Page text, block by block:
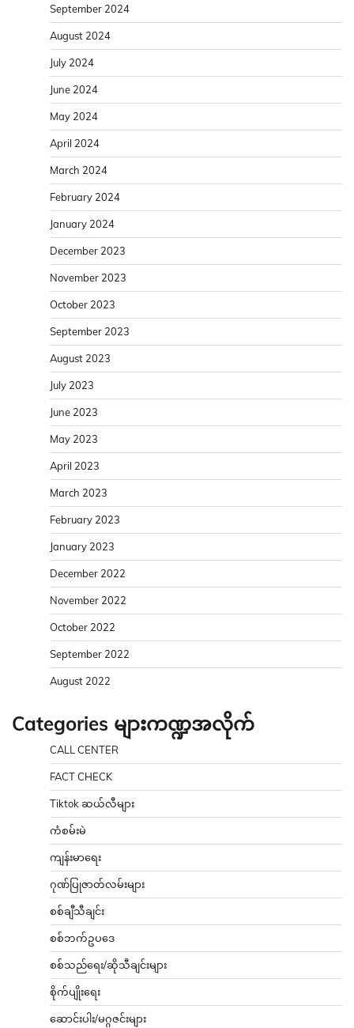
September 2024
August 2024
July 2024
June 2024
May 2024
April 2024
March 2024
February 2024
January 2024
December 2023
November 2023
October 2023
September 2023
August 2023
July 2023
June 2023
May 2023
April 2023
March 2023
February 2023
January 2023
December 2022
November 2022
October 2022
September 2022
August 2022
Categories များကဏ္ဍအလိုက်
CALL CENTER
FACT CHECK
Tiktok ဆယ်လီများ
ကံစမ်းမဲ
ကျန်းမာရေး
ဂုဏ်ပြုဇာတ်လမ်းများ
စစ်ချီသီချင်း
စစ်ဘက်ဥပဒေ
စစ်သည်ရေး/ဆိုသီချင်းများ
စိုက်ပျိုးရေး
ဆောင်းပါး/မဂ္ဂဇင်းများ